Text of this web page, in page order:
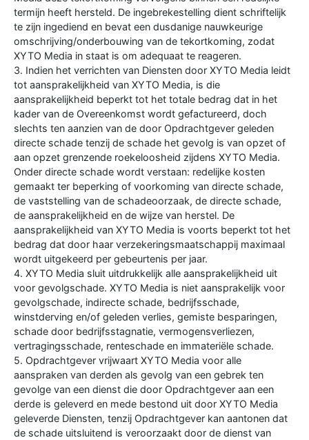
termijn heeft hersteld. De ingebrekestelling dient schriftelijk
te zijn ingediend en bevat een dusdanige nauwkeurige
omschrijving/onderbouwing van de tekortkoming, zodat
XYTO Media in staat is om adequaat te reageren.
3. Indien het verrichten van Diensten door XYTO Media leidt
tot aansprakelijkheid van XYTO Media, is die
aansprakelijkheid beperkt tot het totale bedrag dat in het
kader van de Overeenkomst wordt gefactureerd, doch
slechts ten aanzien van de door Opdrachtgever geleden
directe schade tenzij de schade het gevolg is van opzet of
aan opzet grenzende roekeloosheid zijdens XYTO Media.
Onder directe schade wordt verstaan: redelijke kosten
gemaakt ter beperking of voorkoming van directe schade,
de vaststelling van de schadeoorzaak, de directe schade,
de aansprakelijkheid en de wijze van herstel. De
aansprakelijkheid van XYTO Media is voorts beperkt tot het
bedrag dat door haar verzekeringsmaatschappij maximaal
wordt uitgekeerd per gebeurtenis per jaar.
4. XYTO Media sluit uitdrukkelijk alle aansprakelijkheid uit
voor gevolgschade. XYTO Media is niet aansprakelijk voor
gevolgschade, indirecte schade, bedrijfsschade,
winstderving en/of geleden verlies, gemiste besparingen,
schade door bedrijfsstagnatie, vermogensverliezen,
vertragingsschade, renteschade en immateriële schade.
5. Opdrachtgever vrijwaart XYTO Media voor alle
aanspraken van derden als gevolg van een gebrek ten
gevolge van een dienst die door Opdrachtgever aan een
derde is geleverd en mede bestond uit door XYTO Media
geleverde Diensten, tenzij Opdrachtgever kan aantonen dat
de schade uitsluitend is veroorzaakt door de dienst van